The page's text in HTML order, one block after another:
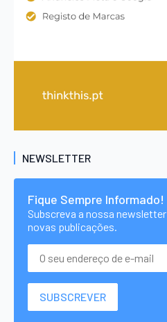
NEWSLETTER
Fique Sempre Informado!
Subscreva a nossa
novas publicações.